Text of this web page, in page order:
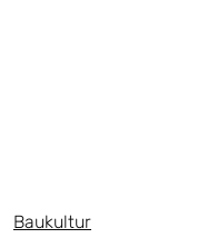
Baukultur